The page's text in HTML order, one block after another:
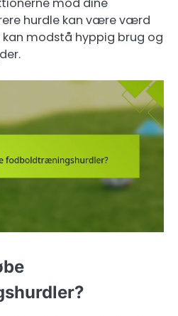
hurdle kan være værd
kan modstå hyppig brug og